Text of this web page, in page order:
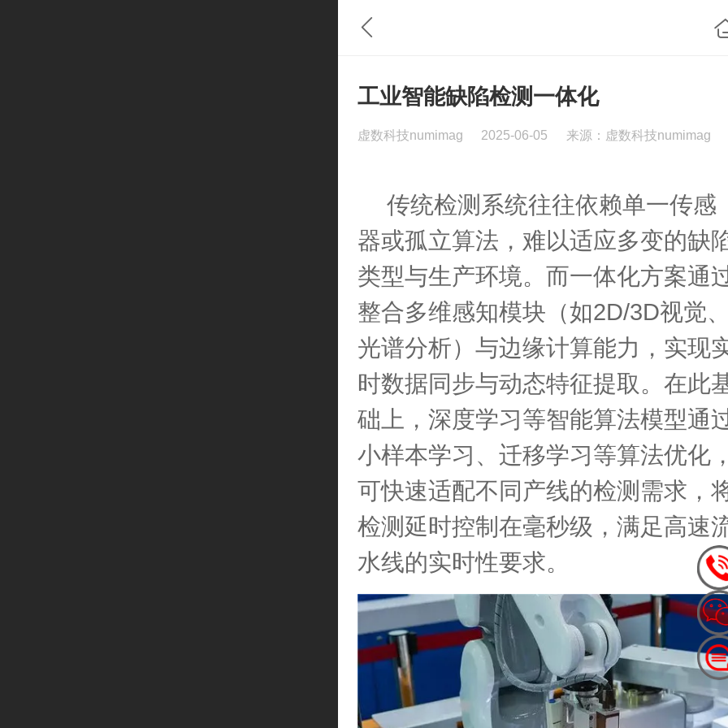
工业智能缺陷检测一体化
虚数科技numimag 2025-06-05 来源：虚数科技numimag
传统检测系统往往依赖单一传感
器或孤立算法，难以适应多变的缺
类型与生产环境。而一体化方案通
整合多维感知模块（如2D/3D视觉、
光谱分析）与边缘计算能力，实现
时数据同步与动态特征提取。在此
础上，深度学习等智能算法模型通
小样本学习、迁移学习等算法优化，
可快速适配不同产线的检测需求，
检测延时控制在毫秒级，满足高速
水线的实时性要求。